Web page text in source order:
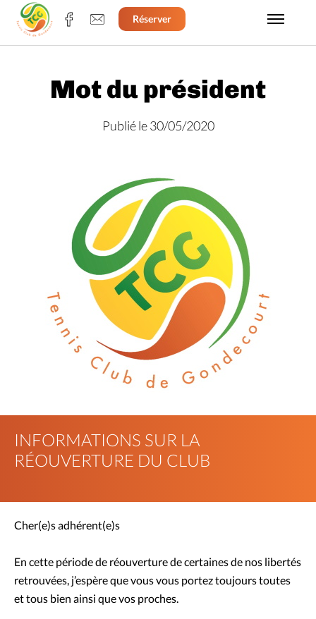
Réserver
Mot du président
Publié le 30/05/2020
INFORMATIONS SUR LA
RÉOUVERTURE DU CLUB
Cher(e)s adhérent(e)s
En cette période de réouverture de certaines de nos libertés
retrouvées, j’espère que vous vous portez toujours toutes
et tous bien ainsi que vos proches.